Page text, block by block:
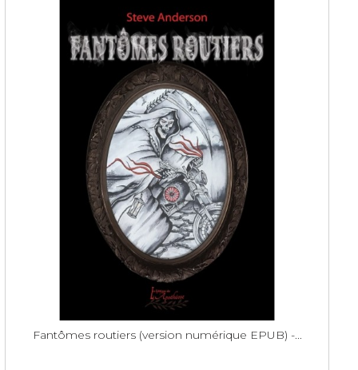
Fantômes routiers (version numérique EPUB) -...